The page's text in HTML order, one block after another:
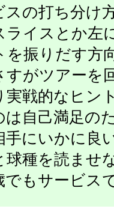
の打ち分け
ライスとか左
を振りだす方
すがツアーを
実戦的なヒン
は自己満足の
手にいかに良
球種を読ませ
でもサービス